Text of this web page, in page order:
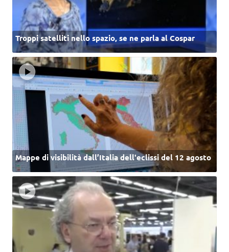
Troppi satelliti nello spazio, se ne parla al Cospar
Mappe di visibilità dall’Italia dell'eclissi del 12 agosto